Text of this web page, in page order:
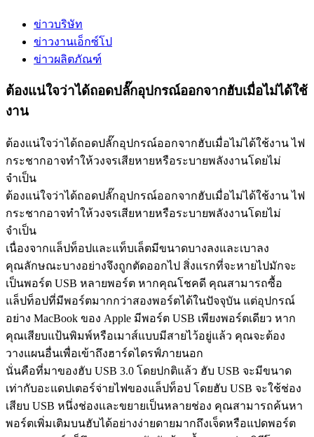
ข่าวบริษัท
ข่าวงานเอ็กซ์โป
ข่าวผลิตภัณฑ์
ต้องแน่ใจว่าได้ถอดปลั๊กอุปกรณ์ออกจากฮับเมื่อไม่ได้ใช้
งาน
ต้องแน่ใจว่าได้ถอดปลั๊กอุปกรณ์ออกจากฮับเมื่อไม่ได้ใช้งาน ไฟ
กระชากอาจทำให้วงจรเสียหายหรือระบายพลังงานโดยไม่
จำเป็น
ต้องแน่ใจว่าได้ถอดปลั๊กอุปกรณ์ออกจากฮับเมื่อไม่ได้ใช้งาน ไฟ
กระชากอาจทำให้วงจรเสียหายหรือระบายพลังงานโดยไม่
จำเป็น
เนื่องจากแล็ปท็อปและแท็บเล็ตมีขนาดบางลงและเบาลง
คุณลักษณะบางอย่างจึงถูกตัดออกไป สิ่งแรกที่จะหายไปมักจะ
เป็นพอร์ต USB หลายพอร์ต หากคุณโชคดี คุณสามารถซื้อ
แล็ปท็อปที่มีพอร์ตมากกว่าสองพอร์ตได้ในปัจจุบัน แต่อุปกรณ์
อย่าง MacBook ของ Apple มีพอร์ต USB เพียงพอร์ตเดียว หาก
คุณเสียบแป้นพิมพ์หรือเมาส์แบบมีสายไว้อยู่แล้ว คุณจะต้อง
วางแผนอื่นเพื่อเข้าถึงฮาร์ดไดรฟ์ภายนอก
นั่นคือที่มาของฮับ USB 3.0 โดยปกติแล้ว ฮับ USB จะมีขนาด
เท่ากับอะแดปเตอร์จ่ายไฟของแล็ปท็อป โดยฮับ USB จะใช้ช่อง
เสียบ USB หนึ่งช่องและขยายเป็นหลายช่อง คุณสามารถค้นหา
พอร์ตเพิ่มเติมบนฮับได้อย่างง่ายดายมากถึงเจ็ดหรือแปดพอร์ต